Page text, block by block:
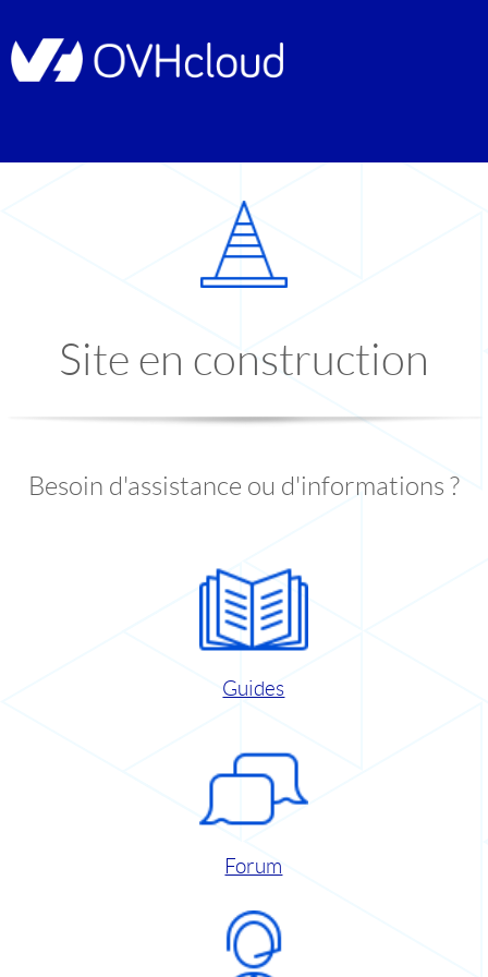
Site en construction
Besoin d'assistance ou d'informations ?
Guides
Forum